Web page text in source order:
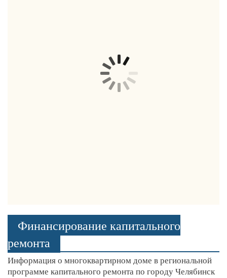
Финансирование капитального
ремонта
Информация о многоквартирном доме в региональной
программе капитального ремонта по городу Челябинск